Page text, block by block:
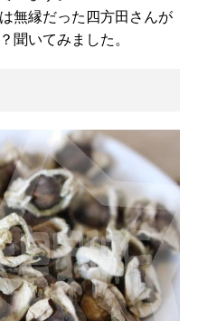
無縁だった四方田さんが
聞いてみました。